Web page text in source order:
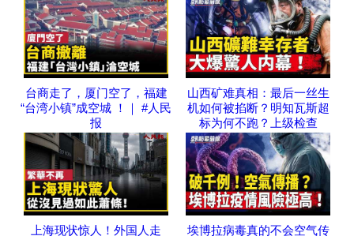
台商走了，厦门空了，福建
“台湾小镇”成空城 ！｜ #人民
报
山西矿难真相：最后一丝生
机如何被掐断？明知瓦斯超
标为何不跑？上级检查
上海现状惊人！外国人走
埃博拉病毒真的不会空气传